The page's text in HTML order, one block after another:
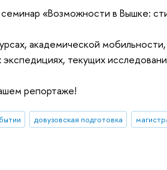
«Возможности в Вышке:
академической
текущих
репортаже!
довузовская подготовка